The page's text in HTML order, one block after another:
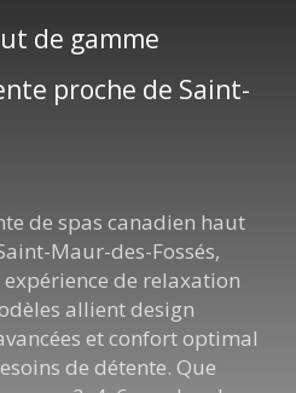
de gamme
proche de Saint-
de spas canadien haut
Maur-des-Fossés,
de relaxation
allient design
et confort optimal
de détente. Que